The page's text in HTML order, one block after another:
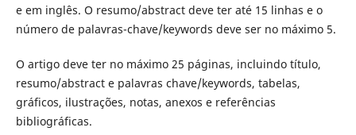
e em inglês. O resumo/abstract deve ter até 15 linhas e o
número de palavras-chave/keywords deve ser no máximo 5.
O artigo deve ter no máximo 25 páginas, incluindo título,
resumo/abstract e palavras chave/keywords, tabelas,
gráficos, ilustrações, notas, anexos e referências
bibliográficas.